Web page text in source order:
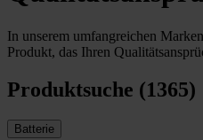
In unserem umfangreichen
Produkt, das Ihren
Produktsuche (1365)
Batterie